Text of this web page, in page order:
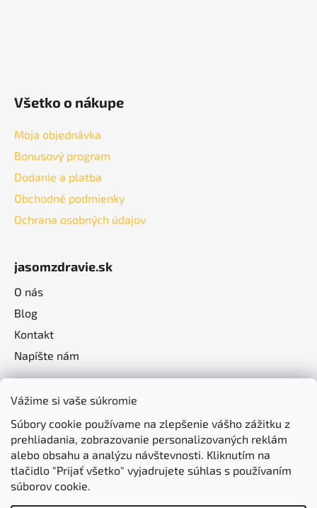
Vážime si vaše súkromie
Súbory cookie používame na zlepšenie vášho zážitku z
prehliadania, zobrazovanie personalizovaných reklám
alebo obsahu a analýzu návštevnosti. Kliknutím na
tlačidlo "Prijať všetko" vyjadrujete súhlas s používaním
súborov cookie.
Všetko o nákupe
Moja objednávka
Bonusový program
Dodanie a platba
Obchodné podmienky
Ochrana osobných údajov
jasomzdravie.sk
O nás
Blog
Kontakt
Napíšte nám